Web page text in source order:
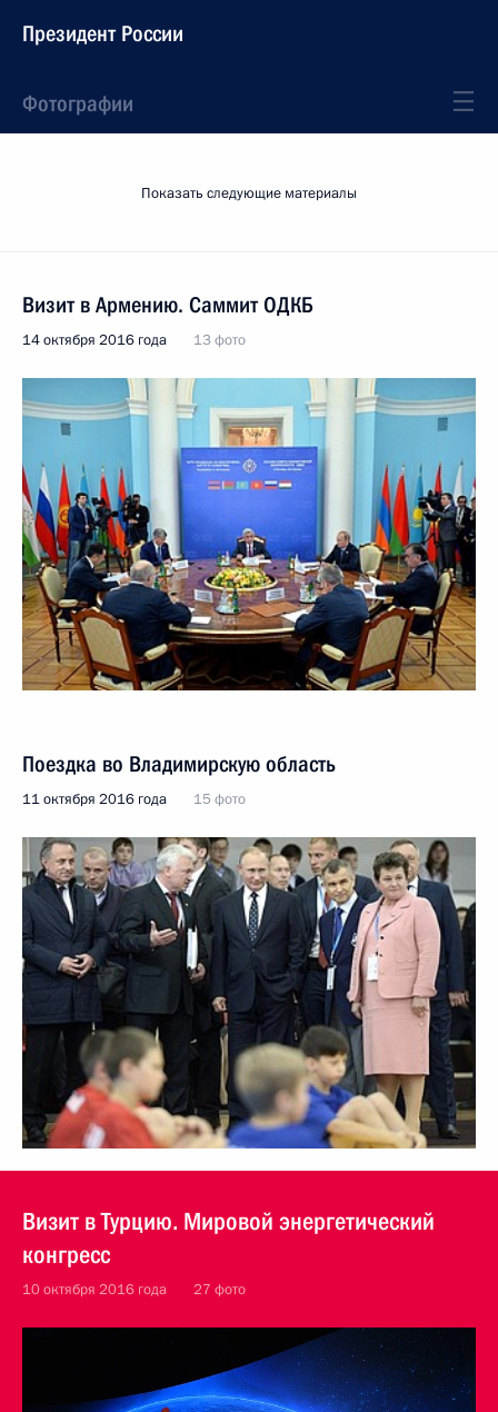
Президент России
Фотографии
Показать следующие материалы
Визит в Армению. Саммит ОДКБ
14 октября 2016 года 13 фото
Поездка во Владимирскую область
11 октября 2016 года 15 фото
Визит в Турцию. Мировой энергетический
конгресс
10 октября 2016 года 27 фото